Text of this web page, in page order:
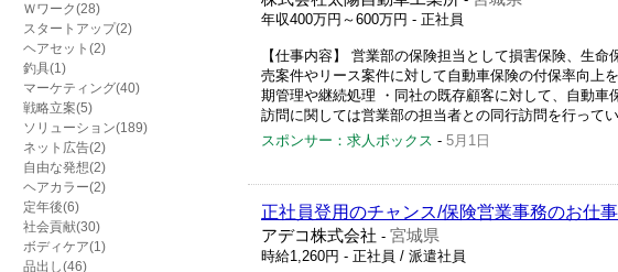
Ｗワーク(28)
スタートアップ(2)
ヘアセット(2)
釣具(1)
マーケティング(40)
戦略立案(5)
ソリューション(189)
ネット広告(2)
自由な発想(2)
ヘアカラー(2)
定年後(6)
社会貢献(30)
ボディケア(1)
品出し(46)
年収400万円～600万円 - 正社員
【仕事内容】 営業部の保険担当として損害保険、生
売案件やリース案件に対して自動車保険の付保率向上
期管理や継続処理 ・同社の既存顧客に対して、自動
訪問に関しては営業部の担当者との同行訪問を行って
スポンサー：求人ボックス - 5月1日
正社員登用のチャンス/保険営業事務のお仕事
アデコ株式会社 - 宮城県
時給1,260円 - 正社員 / 派遣社員